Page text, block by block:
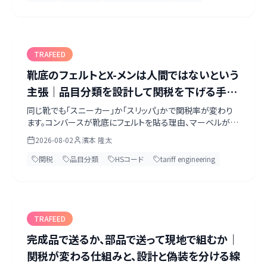
TRAFEED
靴底のフェルトとX-メンは人間ではないという
主張｜品目分類を設計して関税を下げる手法
と、その限界
同じ靴でも「スニーカー」か「スリッパ」かで関税率が変わり
ます。コンバースが靴底にフェルトを貼る理由、マーベルがX-
メンのフィギュアを「人形ではない」と主張して勝った裁判。
品目分類を設計して関税を下げる手法（tariff
engineering）は合法ですが、明確な限界があります。何が
2026-08-02
濱本 隆太
関税
品目分類 HSコード tariff engineering
TRAFEED
完成品で送るか、部品で送って現地で組むか｜
関税が変わる仕組みと、設計と偽装を分ける線